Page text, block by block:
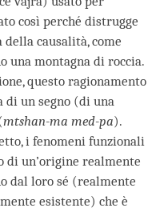
così perché distrugge
causalità, come
una montagna di roccia.
questo ragionamento
di un segno (di una
mtshan-ma med-pa).
i fenomeni funzionali
di un’origine realmente
dal loro sé (realmente
esistente) che è